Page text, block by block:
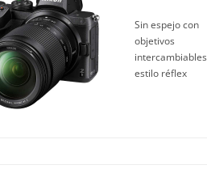
Sin espejo con
objetivos
intercambiables
estilo réflex